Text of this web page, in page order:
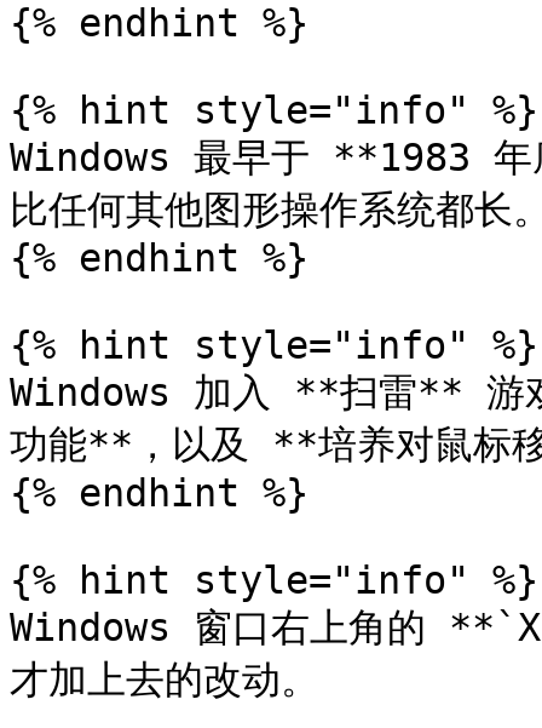
{% endhint %}
{% hint style="info" %}
Windows 最早于 **1983 年
比任何其他图形操作系统都长
{% endhint %}
{% hint style="info" %}
Windows 加入 **扫雷** 游
功能**，以及 **培养对鼠标
{% endhint %}
{% hint style="info" %}
Windows 窗口右上角的
才加上去的改动。